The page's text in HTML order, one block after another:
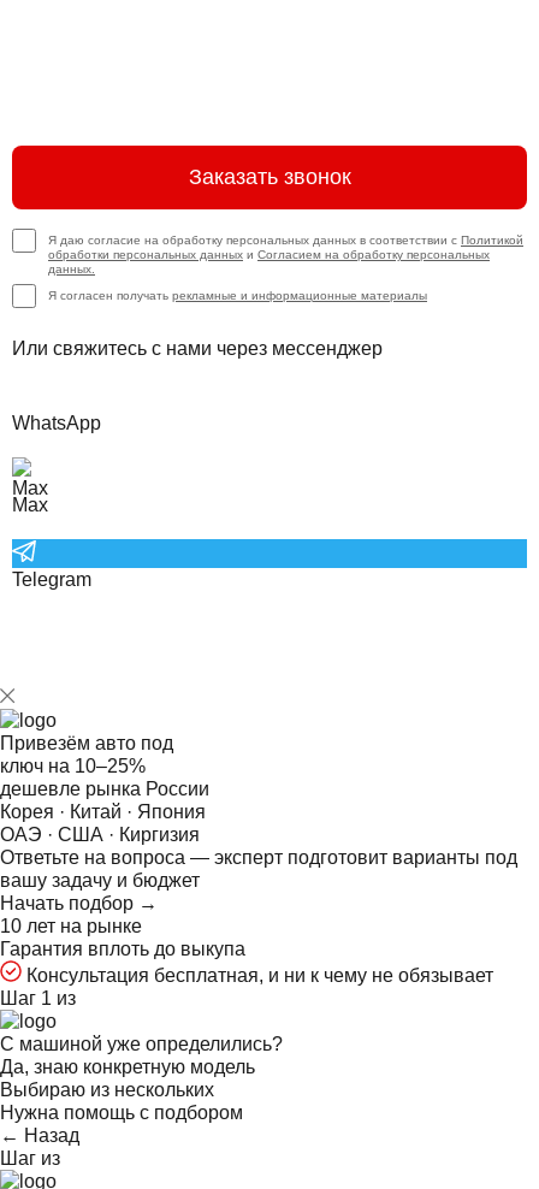
Заказать звонок
Я даю согласие на обработку персональных данных в соответствии с Политикой
обработки персональных данных и Согласием на обработку персональных
данных.
Я согласен получать рекламные и информационные материалы
Или свяжитесь с нами через мессенджер
WhatsApp
Max
Telegram
Привезём авто под
ключ на 10–25%
дешевле рынка России
Корея · Китай · Япония
ОАЭ · США · Киргизия
Ответьте на вопроса — эксперт подготовит варианты под
вашу задачу и бюджет
Начать подбор →
10 лет на рынке
Гарантия вплоть до выкупа
Консультация бесплатная, и ни к чему не обязывает
Шаг 1 из
С машиной уже определились?
Да, знаю конкретную модель
Выбираю из нескольких
Нужна помощь с подбором
← Назад
Шаг из